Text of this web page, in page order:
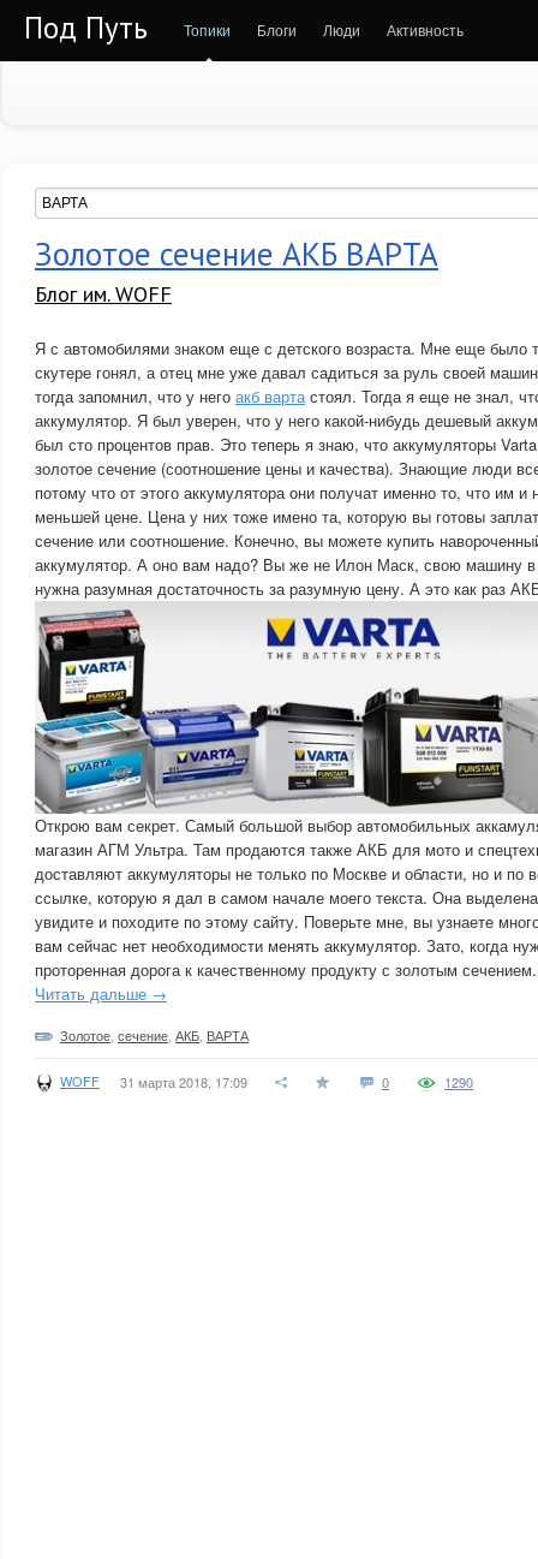
Под Путь Топики Блоги Люди Активность
Золотое сечение АКБ ВАРТА
Блог им. WOFF
Я с автомобилями знаком еще с детского возраста. Мне еще было
скутере гонял, а отец мне уже давал садиться за руль своей
тогда запомнил, что у него акб вартастоял. Тогда я еще не знал,
аккумулятор. Я был уверен, что у него какой-нибудь дешевый
был сто процентов прав. Это теперь я знаю, что аккумуляторы
золотое сечение (соотношение цены и качества). Знающие люди
потому что от этого аккумулятора они получат именно то, что им и
меньшей цене. Цена у них тоже имено та, которую вы готовы
сечение или соотношение. Конечно, вы можете купить
аккумулятор. А оно вам надо? Вы же не Илон Маск, свою машину в
нужна разумная достаточность за разумную цену. А это как раз
Открою вам секрет. Самый большой выбор автомобильных
магазин АГМ Ультра. Там продаются также АКБ для мото и
доставляют аккумуляторы не только по Москве и области, но и по
ссылке, которую я дал в самом начале моего текста. Она
увидите и походите по этому сайту. Поверьте мне, вы узнаете
вам сейчас нет необходимости менять аккумулятор. Зато, когда
проторенная дорога к качественному продукту с золотым сечением.
Читать дальше →
Золотое сечение АКБ ВАРТА
WOFF 31 марта 2018, 17:09 0 1290